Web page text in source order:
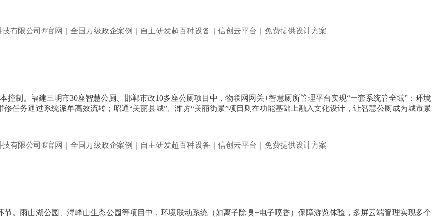
控制。福建三明市30座智慧公厕、邯郸市政10多座公厕项目中，物联网网关+智慧厕所管理平台实现“一套系统管全域”：环境
任务通过系统派单高效流转；昭通“美丽县城”、潍坊“美丽街景”项目则在功能基础上融入文化设计，让智慧公厕成为城市景
。雨山湖公园、浔峰山生态公园等项目中，环境联动系统（如离子除臭+电子喷香）保障游览体验，多屏云端管理实现多个